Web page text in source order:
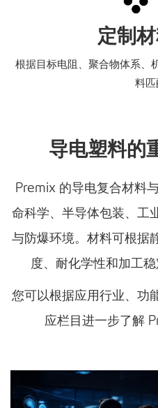
定制
根据目标电阻、聚合物体系、
料匹
导电塑料的
Premix 的导电复合材料
命科学、半导体包装、工
与防爆环境。材料可根据
度、耐化学性和加工
您可以根据应用行业、功
应栏目进一步了解